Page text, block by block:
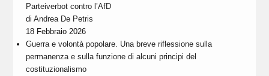
Parteiverbot contro l’AfD
diAndrea De Petris
18 Febbraio 2026
Guerra e volontà popolare. Una breve riflessione sulla
permanenza e sulla funzione di alcuni principi del
costituzionalismo